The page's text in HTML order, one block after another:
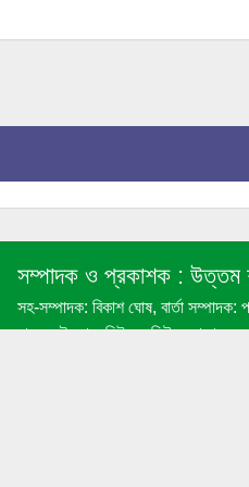
সম্পাদক ও প্রকাশক : উত্তম
সহ-সম্পাদক: বিকাশ ঘোষ, বার্তা সম্পাদক:
নাজমুল ইসলাম, নিউজ এডিটর: মোজাম্মেল